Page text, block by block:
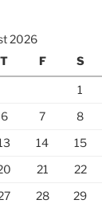
2026
T F S
1
6 7 8
14 15
21 22
28 29